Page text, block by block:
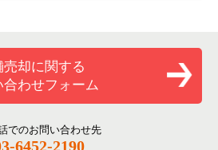
の居抜き売却物件の案件一覧
売却物件の案件一覧
居抜き売却物件の案件一覧
ダイニングバーの居抜き売却物件の案
き売却物件の案件一覧
き売却物件の案件一覧
店の居抜き売却物件の案件一覧
居抜き売却物件の案件一覧
売却に関する
合わせフォーム
でのお問い合わせ先
6452-2190